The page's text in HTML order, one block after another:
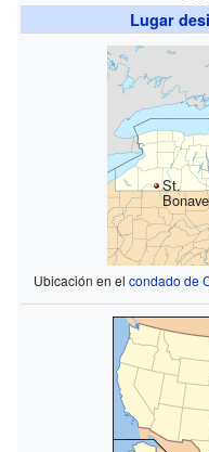
Lugar
St.
Ubicación en elcondado de